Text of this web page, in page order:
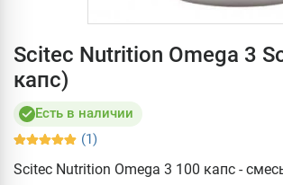
Scitec Nutrition Omega 3
капс)
Есть в наличии
(1)
Scitec Nutrition Omega 3 100 капс -